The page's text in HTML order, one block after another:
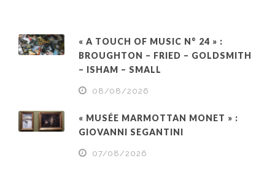
« A TOUCH OF MUSIC N° 24 » :
BROUGHTON – FRIED – GOLDSMITH
– ISHAM – SMALL
08/08/2026
« MUSÉE MARMOTTAN MONET » :
GIOVANNI SEGANTINI
07/08/2026